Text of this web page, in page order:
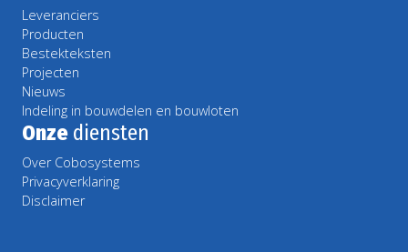
Leveranciers
Producten
Bestekteksten
Projecten
Nieuws
Indeling in bouwdelen en bouwloten
Onze diensten
Over Cobosystems
Privacyverklaring
Disclaimer